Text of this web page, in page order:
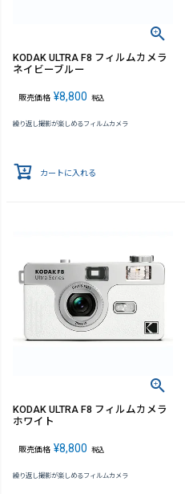
KODAK ULTRA F8 フィルムカメラ
ネイビーブルー
販売価格 ¥8,800 税込
繰り返し撮影が楽しめるフィルムカメラ
カートに入れる
KODAK ULTRA F8 フィルムカメラ
ホワイト
販売価格 ¥8,800 税込
繰り返し撮影が楽しめるフィルムカメラ